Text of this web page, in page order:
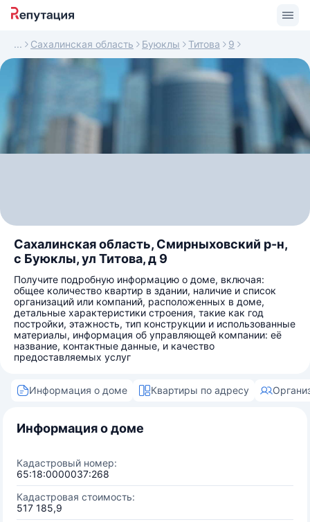
Сахалинская область Буюклы Титова 9
Сахалинская область, Смирныховский р-н,
с Буюклы, ул Титова, д 9
Получите подробную информацию о доме, включая:
общее количество квартир в здании, наличие и список
организаций или компаний, расположенных в доме,
детальные характеристики строения, такие как год
постройки, этажность, тип конструкции и использованные
материалы, информация об управляющей компании: её
название, контактные данные, и качество
предоставляемых услуг
Информация о доме Квартиры по адресу
Информация о доме
Кадастровый номер:
65:18:0000037:268
Кадастровая стоимость:
517 185,9